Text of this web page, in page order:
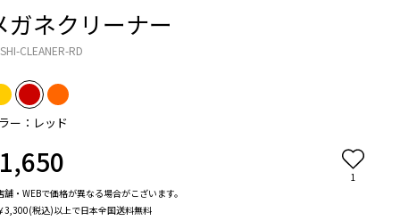
ガネクリーナー
CLEANER-RD
ー：レッド
1,650 1
・WEBで価格が異なる場合がこざいます。
税込)以上で日本全国送料無料